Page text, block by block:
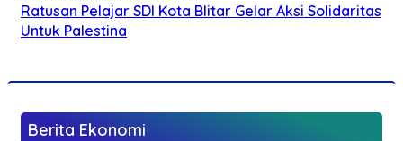
Ratusan Pelajar SDI Kota Blitar Gelar Aksi Solidaritas
Untuk Palestina
Berita Ekonomi